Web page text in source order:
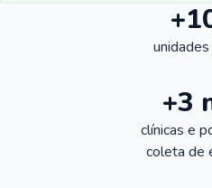
+3
clínicas e
coleta de